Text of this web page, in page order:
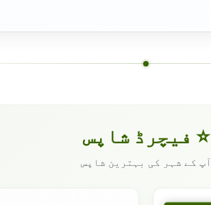
⭐ فیچرڈ شاپس
آپ کے شہر کی بہترین شاپس